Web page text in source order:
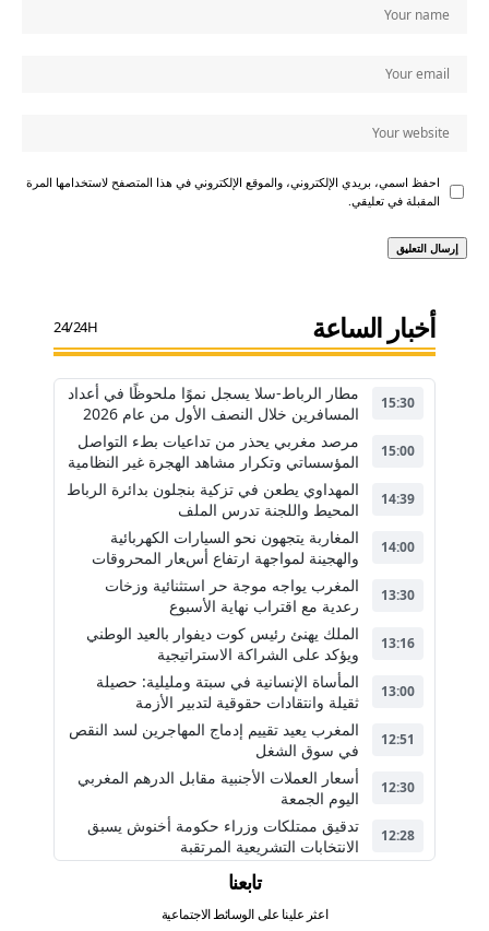
احفظ اسمي، بريدي الإلكتروني، والموقع الإلكتروني في هذا المتصفح لاستخدامها المرة
المقبلة في تعليقي.
أخبار الساعة 24/24H
15:30
مطار الرباط-سلا يسجل نموًا ملحوظًا في أعداد
المسافرين خلال النصف الأول من عام 2026
15:00
مرصد مغربي يحذر من تداعيات بطء التواصل
المؤسساتي وتكرار مشاهد الهجرة غير النظامية
14:39
المهداوي يطعن في تزكية بنجلون بدائرة الرباط
المحيط واللجنة تدرس الملف
14:00
المغاربة يتجهون نحو السيارات الكهربائية
والهجينة لمواجهة ارتفاع أسعار المحروقات
13:30
المغرب يواجه موجة حر استثنائية وزخات
رعدية مع اقتراب نهاية الأسبوع
13:16
الملك يهنئ رئيس كوت ديفوار بالعيد الوطني
ويؤكد على الشراكة الاستراتيجية
13:00
المأساة الإنسانية في سبتة ومليلية: حصيلة
ثقيلة وانتقادات حقوقية لتدبير الأزمة
12:51
المغرب يعيد تقييم إدماج المهاجرين لسد النقص
في سوق الشغل
12:30
أسعار العملات الأجنبية مقابل الدرهم المغربي
اليوم الجمعة
12:28
تدقيق ممتلكات وزراء حكومة أخنوش يسبق
الانتخابات التشريعية المرتقبة
تابعنا
اعثر علينا على الوسائط الاجتماعية